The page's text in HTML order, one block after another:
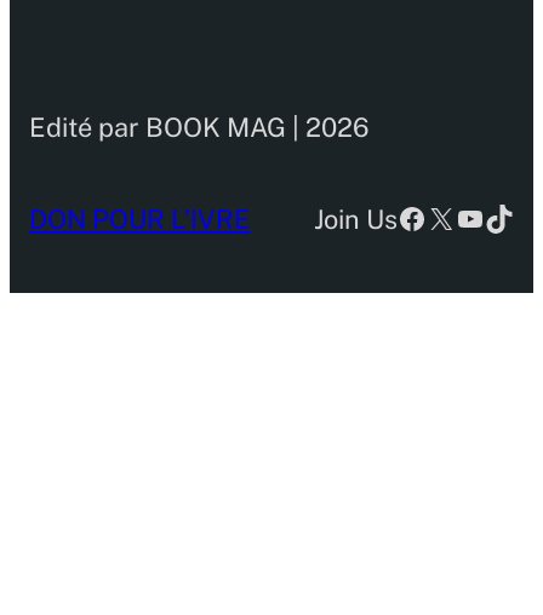
Edité par BOOK MAG | 2026
DON POUR L’IVRE Join UsFacebook
X